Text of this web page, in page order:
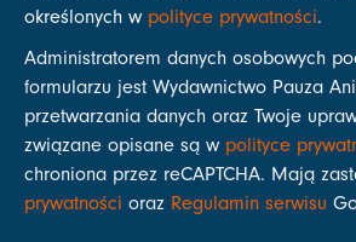
określonych w polityce prywatności.
Administratorem danych osobowych
formularzu jest Wydawnictwo Pauza
przetwarzania danych oraz Twoje
związane opisane są w polityce
chroniona przez reCAPTCHA. Mają
prywatności oraz Regulamin serwisu